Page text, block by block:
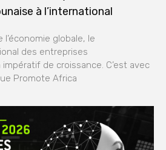
à l’international
globale, le
des entreprises
de croissance. C’est avec
Promote Africa